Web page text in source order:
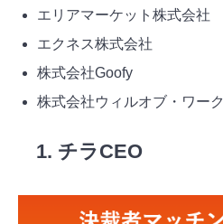
エリアマーケット株式会社
エクネス株式会社
株式会社Goofy
株式会社ウィルオブ・ワーク
1. チラCEO